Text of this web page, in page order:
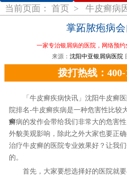
1 2
当前页面： 首页 > 牛皮癣病
掌跖脓疱病
一家专治银屑病的医院，网络预约
来源： 沈阳中亚银屑病医院
拨打热线：400-
「牛皮癣疾病快讯」沈阳牛皮癣医
院排名-牛皮癣疾病是一种危害性比较
癣病的发作会带给我们非常大的危害
外貌美观影响，除此之外大家也要正
治疗牛皮癣的医院专业效果好？让我
的。
首先，大家要想选择好的医院就要